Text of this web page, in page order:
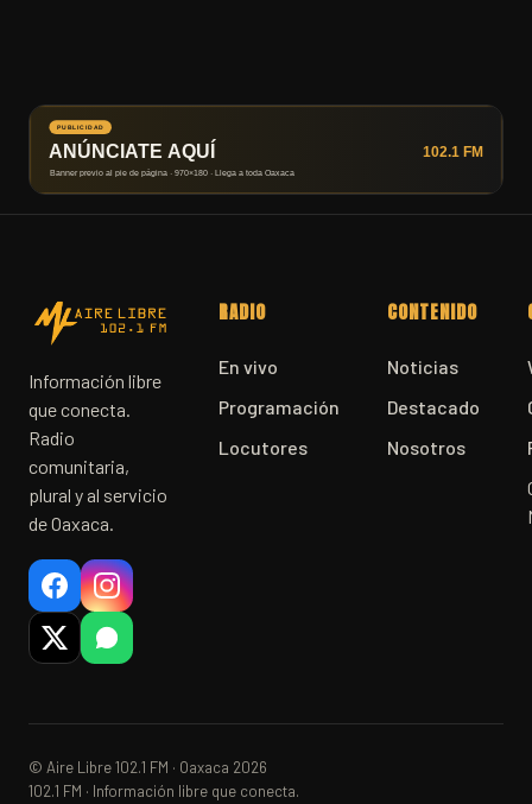
Información libre
que conecta.
Radio
comunitaria,
plural y al servicio
de Oaxaca.
RADIO
En vivo
Programación
Locutores
CONTENIDO
Noticias
Destacado
Nosotros
© Aire Libre 102.1 FM · Oaxaca 2026
102.1 FM · Información libre que conecta.